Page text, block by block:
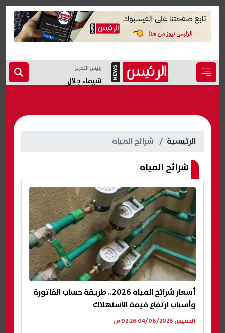
رئيس التحرير
شيماء جلال
الرئيسية شرائح المياه
شرائح المياه
أسعار شرائح المياه 2026.. طريقة حساب الفاتورة
وأسباب ارتفاع قيمة الاستهلاك
الخميس 04/06/2026 02:26 ص